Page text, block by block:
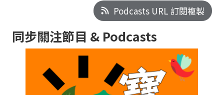
Podcasts URL 訂閱複製
同步關注節目 & Podcasts